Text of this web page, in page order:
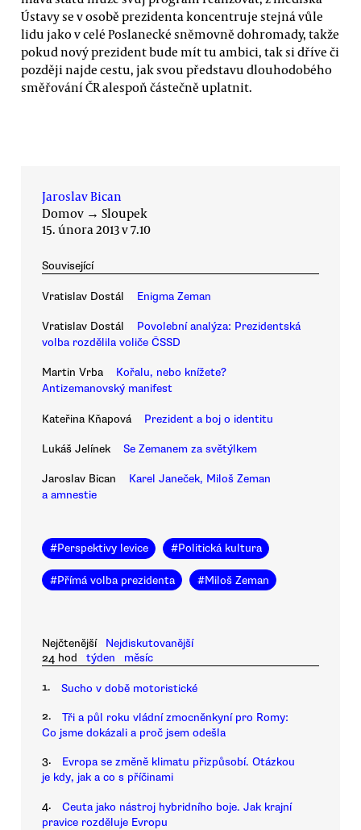
Ústavy se v osobě prezidenta koncentruje stejná vůle
lidu jako v celé Poslanecké sněmovně dohromady, takže
pokud nový prezident bude mít tu ambici, tak si dříve či
později najde cestu, jak svou představu dlouhodobého
směřování ČR alespoň částečně uplatnit.
Jaroslav Bican
Domov → Sloupek
15. února 2013 v 7.10
Související
Vratislav Dostál Enigma Zeman
Vratislav Dostál
Povolební analýza: Prezidentská
volba rozdělila voliče ČSSD
Martin Vrba
Kořalu, nebo knížete?
Antizemanovský manifest
Kateřina Kňapová Prezident a boj o identitu
Lukáš Jelínek Se Zemanem za světýlkem
Jaroslav Bican
Karel Janeček, Miloš Zeman
a amnestie
#Perspektivy levice #Politická kultura
#Přímá volba prezidenta #Miloš Zeman
Nejčtenější
Nejdiskutovanější
24 hod
týden měsíc
1. Sucho v době motoristické
2.
Tři a půl roku vládní zmocněnkyní pro Romy:
Co jsme dokázali a proč jsem odešla
3.
Evropa se změně klimatu přizpůsobí. Otázkou
je kdy, jak a co s příčinami
4.
Ceuta jako nástroj hybridního boje. Jak krajní
pravice rozděluje Evropu